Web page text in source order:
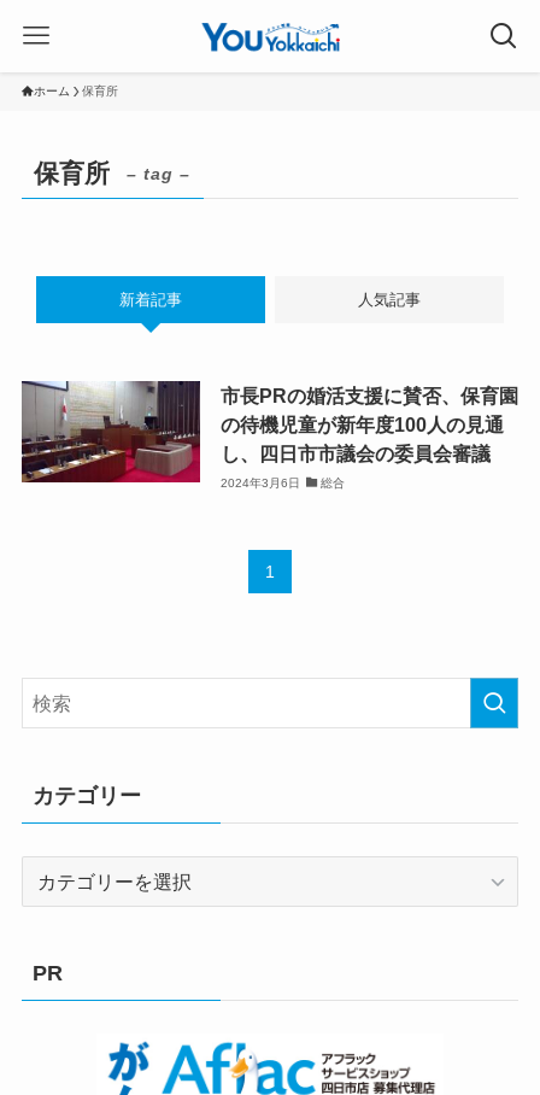
ホーム 保育所
保育所 – tag –
新着記事 人気記事
市長PRの婚活支援に賛否、保育園
の待機児童が新年度100人の見通
し、四日市市議会の委員会審議
2024年3月6日 総合
1
カテゴリー
PR